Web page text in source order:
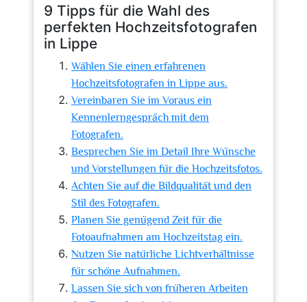
9 Tipps für die Wahl des
perfekten Hochzeitsfotografen
in Lippe
Wählen Sie einen erfahrenen
Hochzeitsfotografen in Lippe aus.
Vereinbaren Sie im Voraus ein
Kennenlerngespräch mit dem
Fotografen.
Besprechen Sie im Detail Ihre Wünsche
und Vorstellungen für die Hochzeitsfotos.
Achten Sie auf die Bildqualität und den
Stil des Fotografen.
Planen Sie genügend Zeit für die
Fotoaufnahmen am Hochzeitstag ein.
Nutzen Sie natürliche Lichtverhältnisse
für schöne Aufnahmen.
Lassen Sie sich von früheren Arbeiten